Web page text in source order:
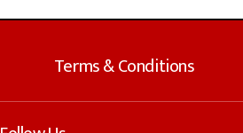
Terms & Conditions